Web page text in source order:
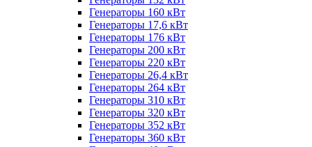
Генераторы 160 кВт
Генераторы 17,6 кВт
Генераторы 176 кВт
Генераторы 200 кВт
Генераторы 220 кВт
Генераторы 26,4 кВт
Генераторы 264 кВт
Генераторы 310 кВт
Генераторы 320 кВт
Генераторы 352 кВт
Генераторы 360 кВт